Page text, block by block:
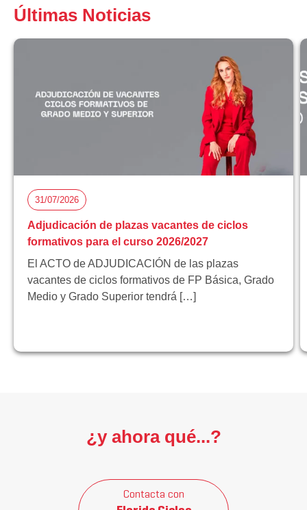
Últimas Noticias
31/07/2026
Adjudicación de plazas vacantes de ciclos
formativos para el curso 2026/2027
El ACTO de ADJUDICACIÓN de las plazas
vacantes de ciclos formativos de FP Básica, Grado
Medio y Grado Superior tendrá […]
¿y ahora qué...?
Contacta con